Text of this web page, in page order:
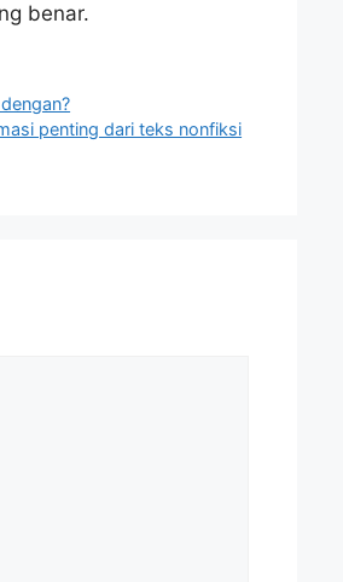
benar.
penting dari teks nonfiksi